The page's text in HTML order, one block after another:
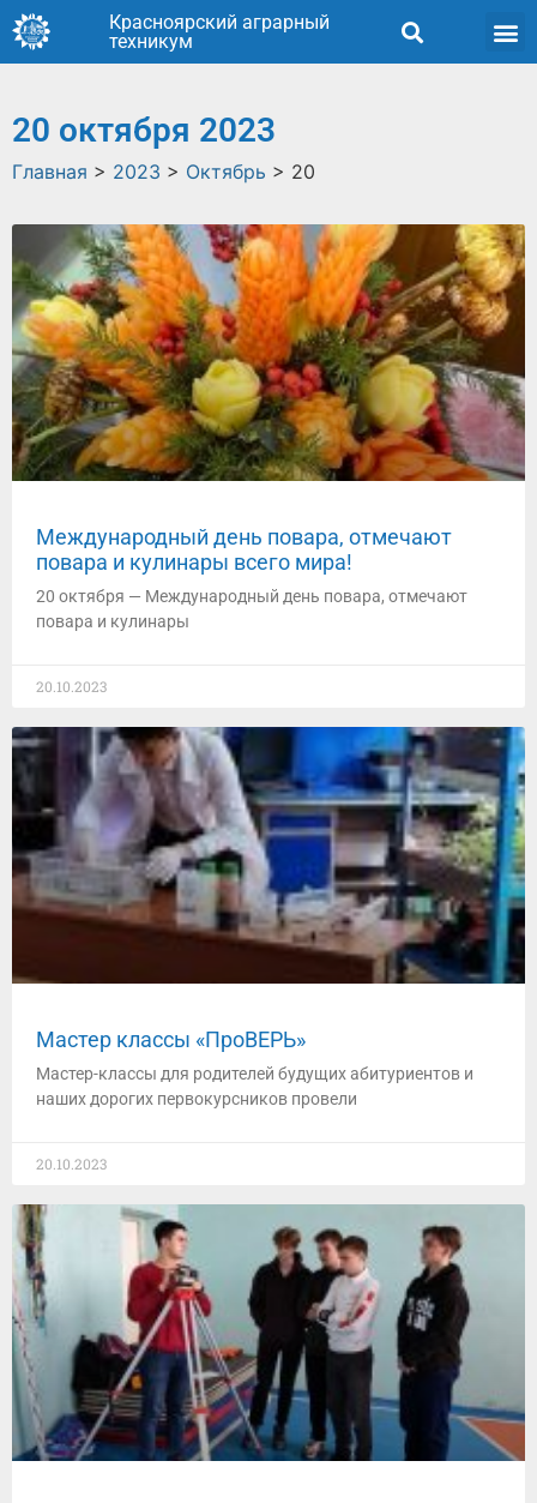
Красноярский аграрный
техникум
20 октября 2023
Главная > 2023 > Октябрь > 20
Международный день повара, отмечают
повара и кулинары всего мира!
20 октября — Международный день повара, отмечают
повара и кулинары
20.10.2023
Мастер классы «ПроВЕРЬ»
Мастер-классы для родителей будущих абитуриентов и
наших дорогих первокурсников провели
20.10.2023